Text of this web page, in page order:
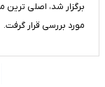
برگزار شد، اصلی
مورد بررسی قرار گرفت.